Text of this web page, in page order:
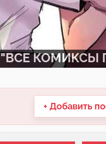
"ВСЕ КОМИКСЫ
+ Добавить